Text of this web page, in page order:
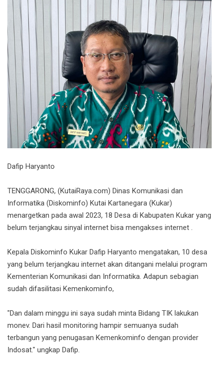
Dafip Haryanto
TENGGARONG, (KutaiRaya.com) Dinas Komunikasi dan
Informatika (Diskominfo) Kutai Kartanegara (Kukar)
menargetkan pada awal 2023, 18 Desa di Kabupaten Kukar yang
belum terjangkau sinyal internet bisa mengakses internet .
Kepala Diskominfo Kukar Dafip Haryanto mengatakan, 10 desa
yang belum terjangkau internet akan ditangani melalui program
Kementerian Komunikasi dan Informatika. Adapun sebagian
sudah difasilitasi Kemenkominfo,
"Dan dalam minggu ini saya sudah minta Bidang TIK lakukan
monev. Dari hasil monitoring hampir semuanya sudah
terbangun yang penugasan Kemenkominfo dengan provider
Indosat." ungkap Dafip.